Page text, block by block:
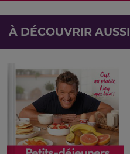
À DÉCOUVRIR AUSSI